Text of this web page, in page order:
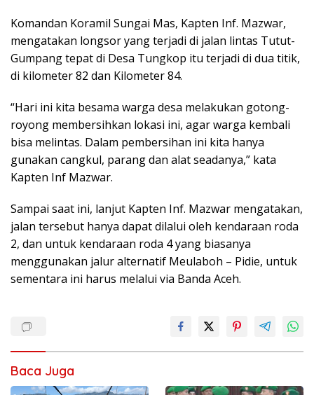
Komandan Koramil Sungai Mas, Kapten Inf. Mazwar,
mengatakan longsor yang terjadi di jalan lintas Tutut-
Gumpang tepat di Desa Tungkop itu terjadi di dua titik,
di kilometer 82 dan Kilometer 84.
“Hari ini kita besama warga desa melakukan gotong-
royong membersihkan lokasi ini, agar warga kembali
bisa melintas. Dalam pembersihan ini kita hanya
gunakan cangkul, parang dan alat seadanya,” kata
Kapten Inf Mazwar.
Sampai saat ini, lanjut Kapten Inf. Mazwar mengatakan,
jalan tersebut hanya dapat dilalui oleh kendaraan roda
2, dan untuk kendaraan roda 4 yang biasanya
menggunakan jalur alternatif Meulaboh – Pidie, untuk
sementara ini harus melalui via Banda Aceh.
Baca Juga